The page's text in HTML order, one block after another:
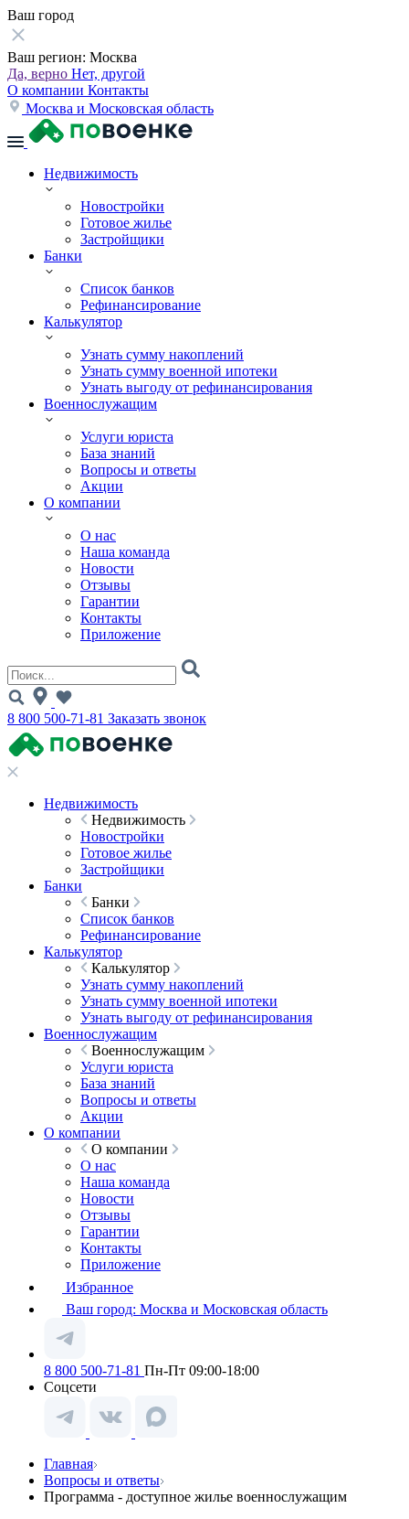
Ваш город
Ваш регион: Москва
Да, верно Нет, другой
О компании Контакты
Москва и Московская область
Недвижимость
Новостройки
Готовое жилье
Застройщики
Банки
Список банков
Рефинансирование
Калькулятор
Узнать сумму накоплений
Узнать сумму военной ипотеки
Узнать выгоду от рефинансирования
Военнослужащим
Услуги юриста
База знаний
Вопросы и ответы
Акции
О компании
О нас
Наша команда
Новости
Отзывы
Гарантии
Контакты
Приложение
8 800 500-71-81 Заказать звонок
Недвижимость
Недвижимость
Новостройки
Готовое жилье
Застройщики
Банки
Банки
Список банков
Рефинансирование
Калькулятор
Калькулятор
Узнать сумму накоплений
Узнать сумму военной ипотеки
Узнать выгоду от рефинансирования
Военнослужащим
Военнослужащим
Услуги юриста
База знаний
Вопросы и ответы
Акции
О компании
О компании
О нас
Наша команда
Новости
Отзывы
Гарантии
Контакты
Приложение
Избранное
Ваш город: Москва и Московская область
8 800 500-71-81 Пн-Пт 09:00-18:00
Соцсети
Главная
Вопросы и ответы
Программа - доступное жилье военнослужащим